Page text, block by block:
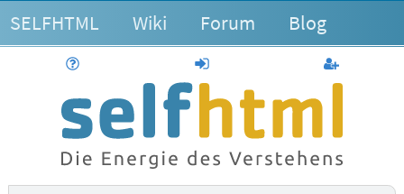
SELFHTML Wiki Forum Blog
anmelden